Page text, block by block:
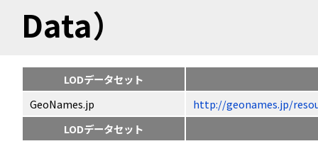
Data）
LODデータセット
GeoNames.jp
http://geonames.jp/
LODデータセット